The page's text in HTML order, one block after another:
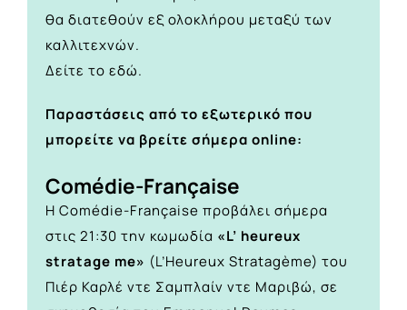
θα διατεθούν εξ ολοκλήρου μεταξύ των
καλλιτεχνών.
Δείτε το εδώ.
Παραστάσεις από το εξωτερικό που
μπορείτε να βρείτε σήμερα online:
Comédie-Française
Η Comédie-Française προβάλει σήμερα
στις 21:30 την κωμωδία «L’ heureux
stratage me» (L’Heureux Stratagème) του
Πιέρ Καρλέ ντε Σαμπλαίν ντε Μαριβώ, σε